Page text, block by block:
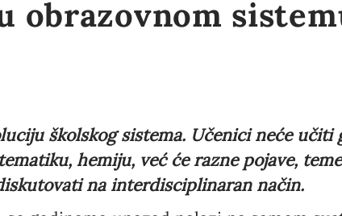
obrazovnom
školskog sistema. Učenici neće učiti
hemiju, već će razne pojave,
na interdisciplinaran način.